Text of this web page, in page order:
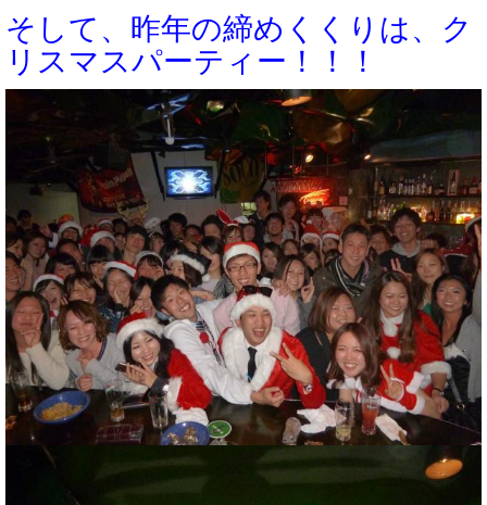
そして、昨年の締めくくりは、ク
リスマスパーティー！！！